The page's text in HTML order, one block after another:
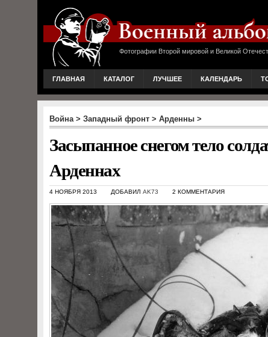
Фотографии Второй мировой и Великой
ГЛАВНАЯ КАТАЛОГ ЛУЧШЕЕ КАЛЕНДАРЬ
Война> Западный фронт > Арденны >
Засыпанное снегом тело
Арденнах
4 НОЯБРЯ 2013 ДОБАВИЛ AK73 2 КОММЕНТАРИЯ